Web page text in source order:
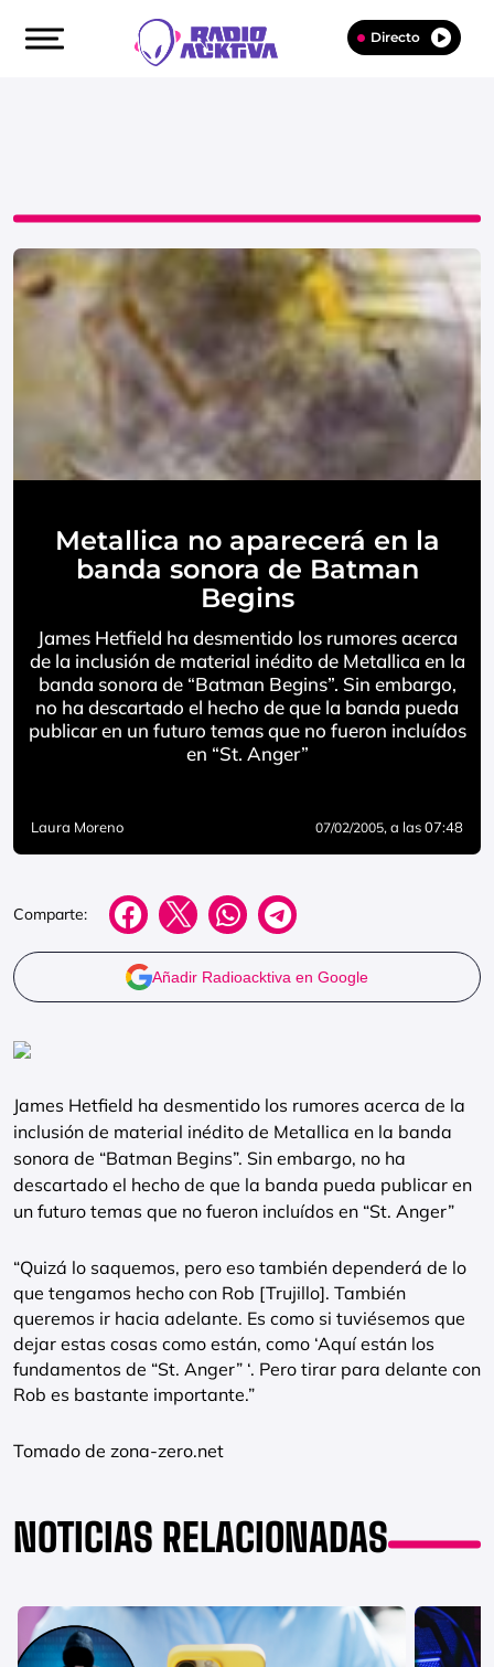
Directo
Metallica no aparecerá en la
banda sonora de Batman
Begins
James Hetfield ha desmentido los rumores acerca
de la inclusión de material inédito de Metallica en la
banda sonora de “Batman Begins”. Sin embargo,
no ha descartado el hecho de que la banda pueda
publicar en un futuro temas que no fueron incluídos
en “St. Anger”
Laura Moreno 07/02/2005, a las 07:48
Comparte:
Añadir Radioacktiva en Google
James Hetfield ha desmentido los rumores acerca de la
inclusión de material inédito de Metallica en la banda
sonora de “Batman Begins”. Sin embargo, no ha
descartado el hecho de que la banda pueda publicar en
un futuro temas que no fueron incluídos en “St. Anger”
“Quizá lo saquemos, pero eso también dependerá de lo
que tengamos hecho con Rob [Trujillo]. También
queremos ir hacia adelante. Es como si tuviésemos que
dejar estas cosas como están, como ‘Aquí están los
fundamentos de “St. Anger” ‘. Pero tirar para delante con
Rob es bastante importante.”
Tomado de zona-zero.net
NOTICIAS RELACIONADAS